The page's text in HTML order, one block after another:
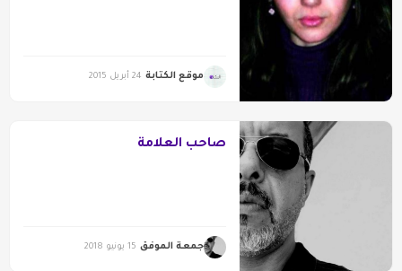
موقع الكتابة 24 أبريل 2015
صاحب العلامة
جمعة الموفق 15 يونيو 2018